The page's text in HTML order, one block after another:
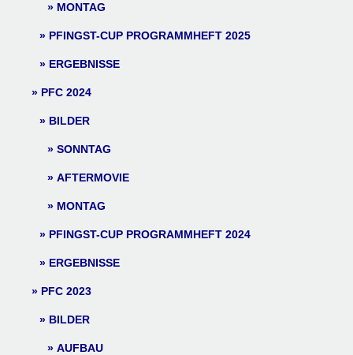
MONTAG
PFINGST-CUP PROGRAMMHEFT 2025
ERGEBNISSE
PFC 2024
BILDER
SONNTAG
AFTERMOVIE
MONTAG
PFINGST-CUP PROGRAMMHEFT 2024
ERGEBNISSE
PFC 2023
BILDER
AUFBAU